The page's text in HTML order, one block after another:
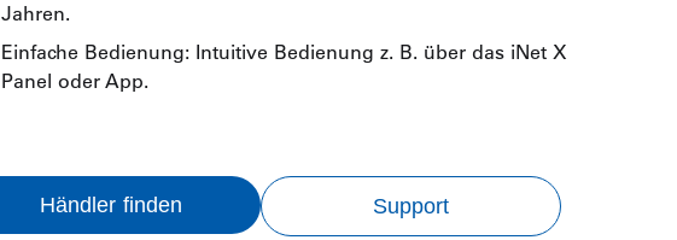
Jahren.
Einfache Bedienung: Intuitive Bedienung z. B. über das iNet X
Panel oder App.
Händler finden Support